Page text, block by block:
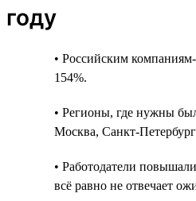
году
• Российским
154%.
• Регионы, где нужны
Москва, Санкт-
• Работодатели
всё равно не отвечает